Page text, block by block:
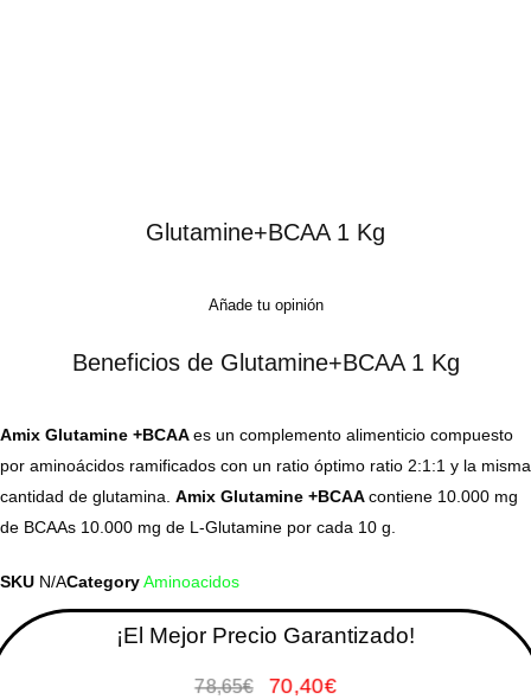
Glutamine+BCAA 1 Kg
Añade tu opinión
Beneficios de Glutamine+BCAA 1 Kg
Amix Glutamine +BCAAes un complemento alimenticio compuesto
por aminoácidos ramificados con un ratio óptimo ratio 2:1:1 y la misma
cantidad de glutamina. Amix Glutamine +BCAAcontiene 10.000 mg
de BCAAs 10.000 mg de L-Glutamine por cada 10 g.
SKU N/ACategoryAminoacidos
¡El Mejor Precio Garantizado!
78,65€ 70,40€